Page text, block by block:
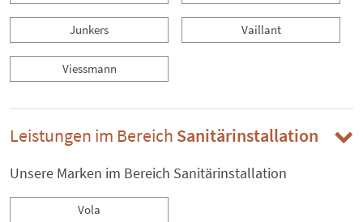
Junkers Vaillant
Viessmann
Leistungen im Bereich Sanitärinstallation
Unsere Marken im Bereich Sanitärinstallation
Vola